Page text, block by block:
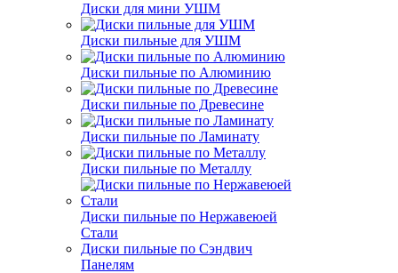
Диски для мини УШМ
Диски пильные для УШМ
Диски пильные по Алюминию
Диски пильные по Древесине
Диски пильные по Ламинату
Диски пильные по Металлу
Диски пильные по Нержавеюей
Стали
Диски пильные по Сэндвич
Панелям